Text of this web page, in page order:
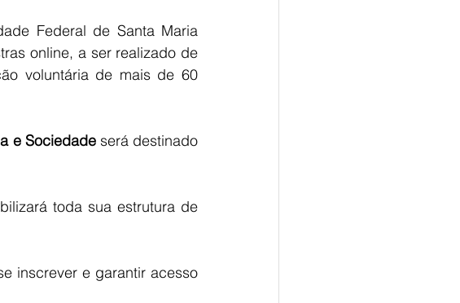
Federal de Santa Maria
online, a ser realizado de
voluntária de mais de 60
e Sociedade será destinado
toda sua estrutura de
inscrever e garantir acesso